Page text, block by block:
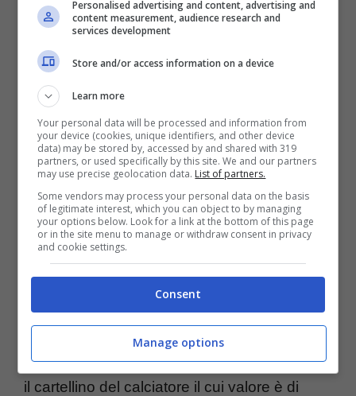
La Juventus vuole contendersiDjalòcon
l’Inter fino all’ultimo e Giuntoli vorrebbe
affondare il colpo già a gennaio. Il difensore
del Lille sembrerebbe essersi ripreso dopo il
grave infortunio che l’ha visto coinvolto lo
scorso marzo:rottura del legamento
crociato. Il suo contratto andrà inscadenza
30 giugno 2024e i bianconeri vorrebbero
soffiarlo all’Inter che avrebbe già un accordo
per giugno con il centrale portoghese.
2000, converrebbe cederlo alla società
bianconera disposta ad acquistare a gennaio
il cartellino del calciatore il cui valore è di
Personalised advertising and content, advertising and
content measurement, audience research and
services development
Store and/or access information on a device
Learn more
Your personal data will be processed and information from
your device (cookies, unique identifiers, and other device
data) may be stored by, accessed by and shared with 319
partners, or used specifically by this site. We and our partners
may use precise geolocation data. List of partners.
Some vendors may process your personal data on the basis
of legitimate interest, which you can object to by managing
your options below. Look for a link at the bottom of this page
or in the site menu to manage or withdraw consent in privacy
and cookie settings.
Consent
Manage options